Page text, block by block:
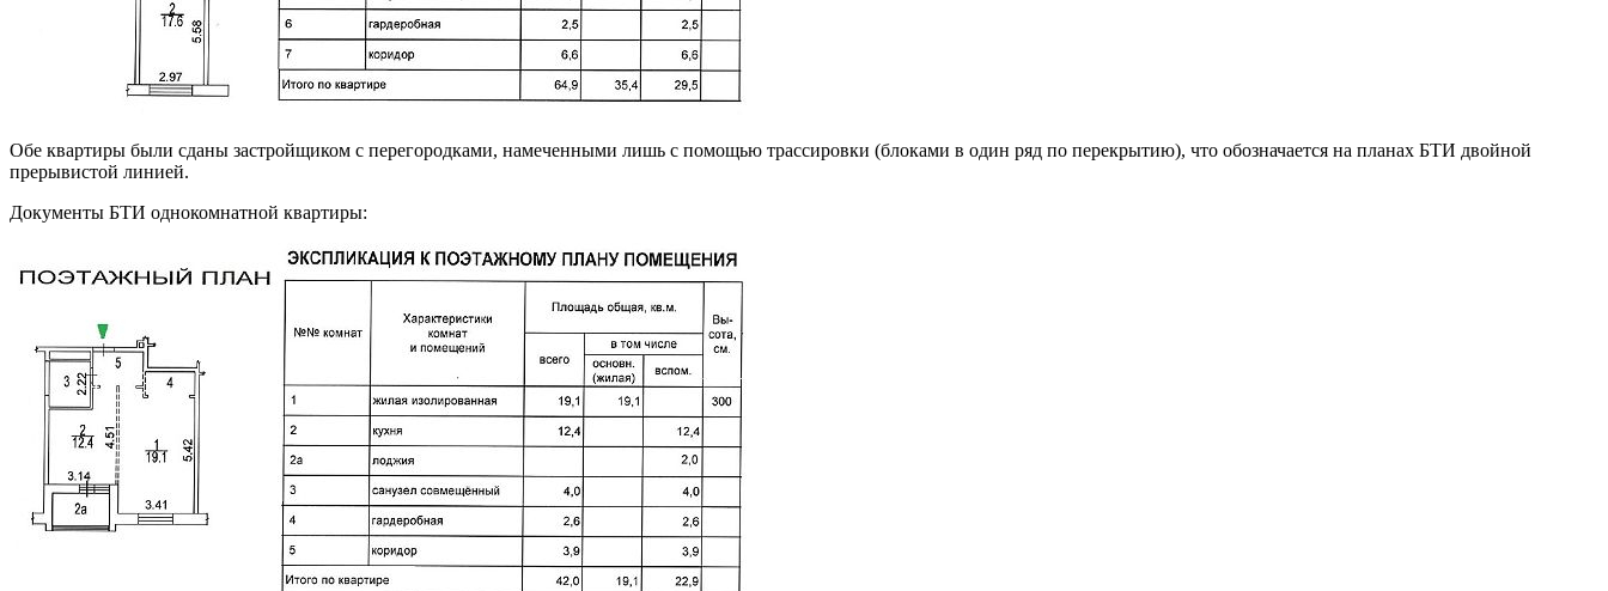
Обе квартиры были сданы застройщиком с перегородками, намеченными лишь с помощью трассировки (блоками в один ряд по перекрытию), что обозначается на планах БТИ двойной
прерывистой линией.
Документы БТИ однокомнатной квартиры: